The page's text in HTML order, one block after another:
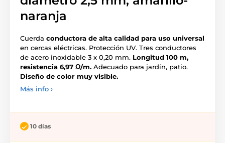
naranja
Cuerda conductora de alta calidad para uso universal
en cercas eléctricas. Protección UV. Tres conductores
de acero inoxidable 3 x 0,20 mm. Longitud 100 m,
resistencia 6,97 Ω/m. Adecuado para jardín, patio.
Diseño de color muy visible.
Más info ›
10 días